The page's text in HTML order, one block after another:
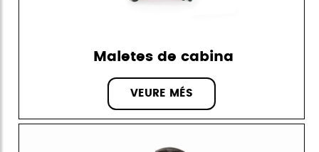
Maletes de cabina
VEURE MÉS